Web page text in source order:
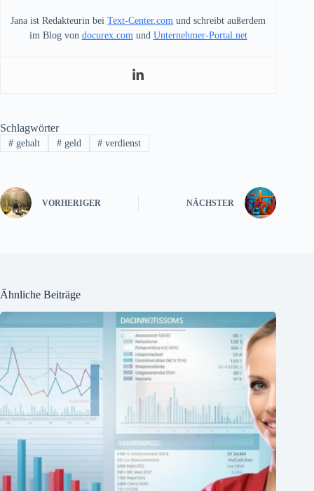
Jana ist Redakteurin beiText-Center.com und schreibt außerdem
im Blog von docurex.comund Unternehmer-Portal.net
Schlagwörter
#gehalt #geld # verdienst
VORHERIGER NÄCHSTER
Ähnliche Beiträge